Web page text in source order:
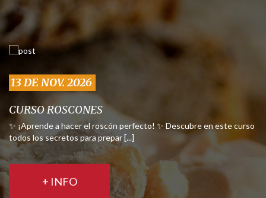
13 DE NOV. 2026
CURSO ROSCONES
✨ ¡Aprende a hacer el roscón perfecto! ✨ Descubre en este curso
todos los secretos para prepar [...]
+ INFO